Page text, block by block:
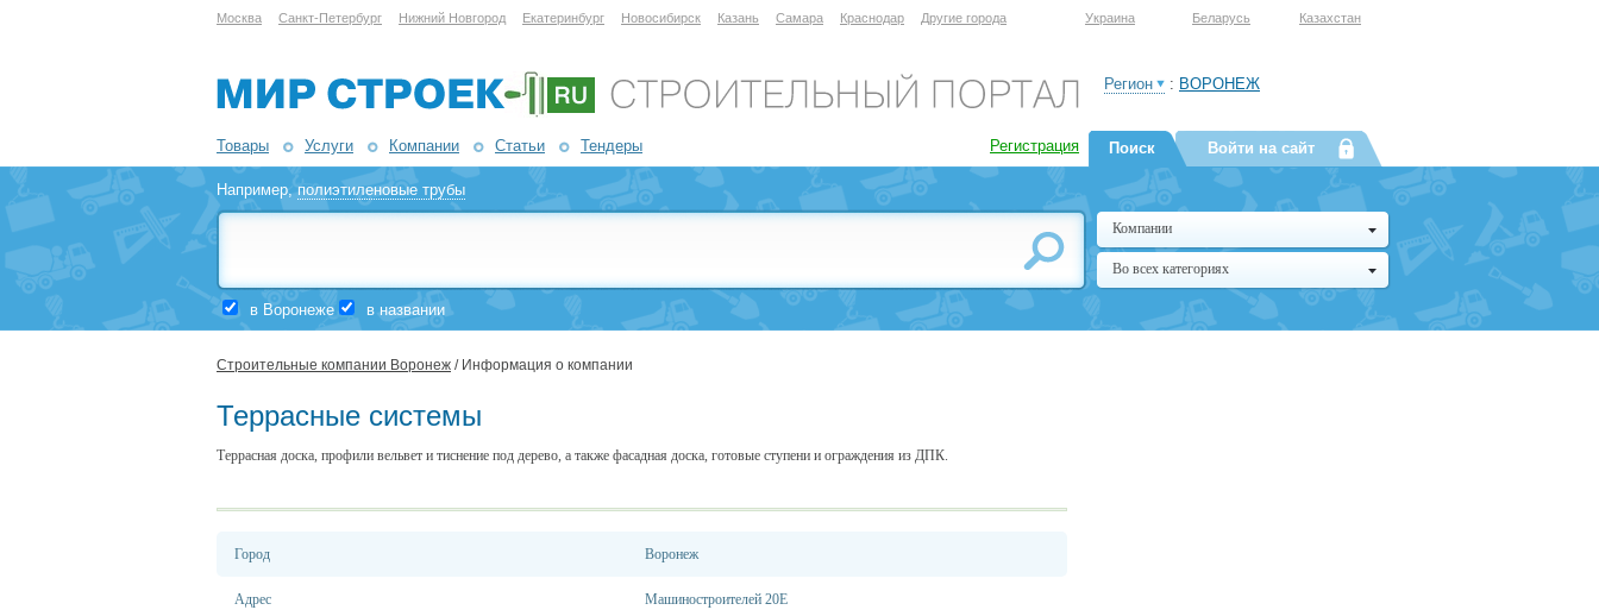
Москва Санкт-Петербург Нижний Новгород Екатеринбург Новосибирск Казань Самара Краснодар Другие города Украина Беларусь Казахстан
Товары Услуги Компании Статьи Тендеры Регистрация
Регион : ВОРОНЕЖ
Например,полиэтиленовые трубы
в Воронеже в названии
Поиск Войти на сайт
Компании
Во всех категориях
Строительные компании Воронеж / Информация о компании
Террасные системы
Террасная доска, профили вельвет и тиснение под дерево, а также фасадная доска, готовые ступени и ограждения из ДПК.
Город Воронеж
Адрес Машиностроителей 20Е